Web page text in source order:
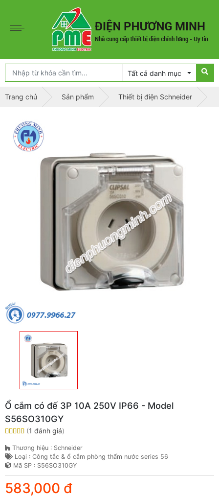
Tất cả danh mục
Trang chủ Sản phẩm Thiết bị điện Schneider
Ổ cắm có đế 3P 10A 250V IP66 - Model
S56SO310GY
(1 đánh giá)
Thương hiệu : Schneider
Loại : Công tắc & ổ cắm phòng thấm nước series 56
Mã SP : S56SO310GY
583,000 đ